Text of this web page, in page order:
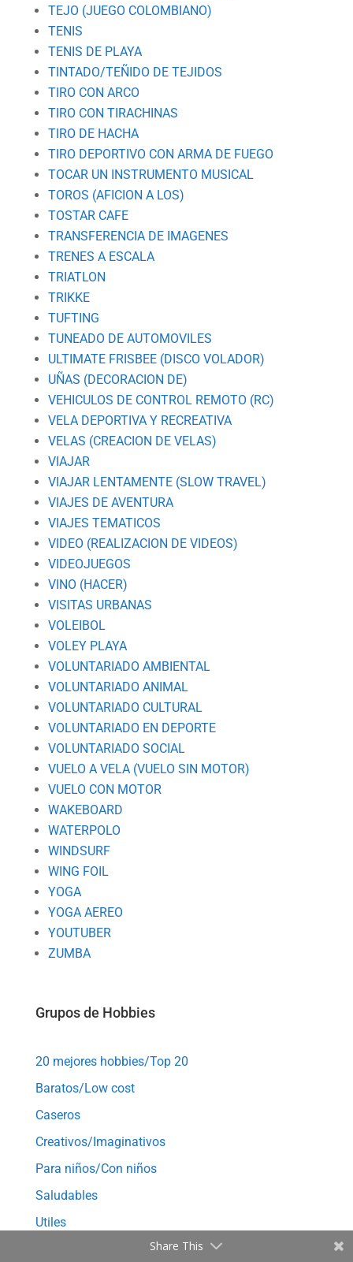
TEJO (JUEGO COLOMBIANO)
TENIS
TENIS DE PLAYA
TINTADO/TEÑIDO DE TEJIDOS
TIRO CON ARCO
TIRO CON TIRACHINAS
TIRO DE HACHA
TIRO DEPORTIVO CON ARMA DE FUEGO
TOCAR UN INSTRUMENTO MUSICAL
TOROS (AFICION A LOS)
TOSTAR CAFE
TRANSFERENCIA DE IMAGENES
TRENES A ESCALA
TRIATLON
TRIKKE
TUFTING
TUNEADO DE AUTOMOVILES
ULTIMATE FRISBEE (DISCO VOLADOR)
UÑAS (DECORACION DE)
VEHICULOS DE CONTROL REMOTO (RC)
VELA DEPORTIVA Y RECREATIVA
VELAS (CREACION DE VELAS)
VIAJAR
VIAJAR LENTAMENTE (SLOW TRAVEL)
VIAJES DE AVENTURA
VIAJES TEMATICOS
VIDEO (REALIZACION DE VIDEOS)
VIDEOJUEGOS
VINO (HACER)
VISITAS URBANAS
VOLEIBOL
VOLEY PLAYA
VOLUNTARIADO AMBIENTAL
VOLUNTARIADO ANIMAL
VOLUNTARIADO CULTURAL
VOLUNTARIADO EN DEPORTE
VOLUNTARIADO SOCIAL
VUELO A VELA (VUELO SIN MOTOR)
VUELO CON MOTOR
WAKEBOARD
WATERPOLO
WINDSURF
WING FOIL
YOGA
YOGA AEREO
YOUTUBER
ZUMBA
Grupos de Hobbies
20 mejores hobbies/Top 20
Baratos/Low cost
Caseros
Creativos/Imaginativos
Para niños/Con niños
Saludables
Utiles
Share This